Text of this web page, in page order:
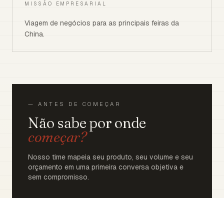
MISSÃO EMPRESARIAL
Viagem de negócios para as principais feiras da
China.
— ANTES DE COMEÇAR
Não sabe por onde
começar?
Nosso time mapeia seu produto, seu volume e seu
orçamento em uma primeira conversa objetiva e
sem compromisso.